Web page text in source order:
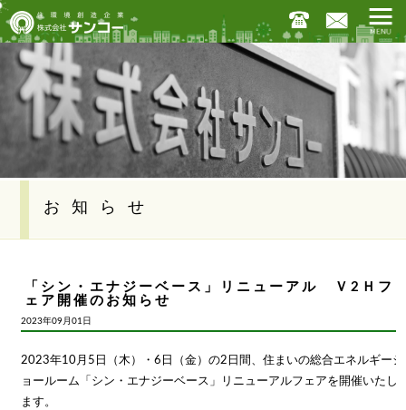
お知らせ
「シン・エナジーベース」リニューアル Ｖ2Ｈフ
ェア開催のお知らせ
2023年09月01日
2023年10月5日（木）・6日（金）の2日間、住まいの総合エネルギーシ
ョールーム「シン・エナジーベース」リニューアルフェアを開催いたし
ます。